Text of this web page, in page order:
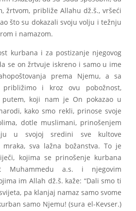
žrtvom, približe Allahu dž.š., vršeći
što su dokazali svoju volju i težnju
i namazom.
kurbana i za postizanje njegovog
se on žrtvuje iskreno i samo u ime
prema Njemu, a sa
i kroz ovu pobožnost,
koji nam je On pokazao u
kako smo rekli, prinose svoje
dotle muslimani, prinošenjem
u svojoj sredini sve kultove
sva lažna božanstva. To je
kojima se prinošenje kurbana
Muhammedu a.s. i njegovim
im Allah dž.š. kaže: “Dali smo ti
pa klanjaj namaz samo svome
samo Njemu! (sura el-Kevser.)